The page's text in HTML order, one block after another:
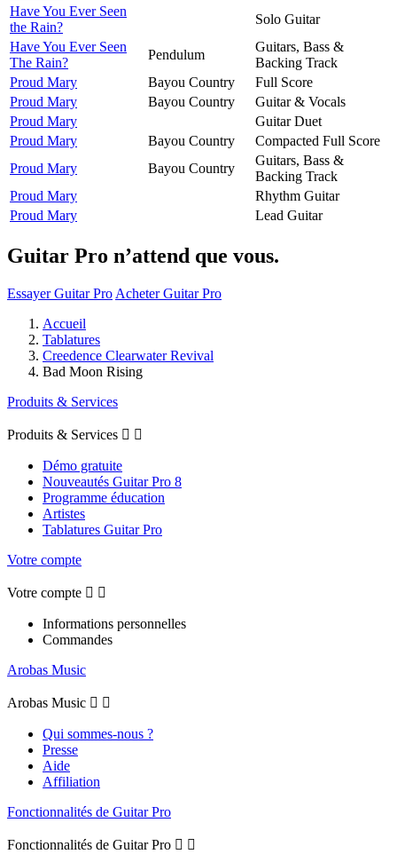
Have You Ever Seen
the Rain?
Solo Guitar
Have You Ever Seen
The Rain?
Pendulum
Guitars, Bass &
Backing Track
Proud Mary
Bayou Country
Full Score
Proud Mary
Bayou Country
Guitar & Vocals
Proud Mary
Guitar Duet
Proud Mary
Bayou Country
Compacted Full Score
Proud Mary
Bayou Country
Guitars, Bass &
Backing Track
Proud Mary
Rhythm Guitar
Proud Mary
Lead Guitar
Guitar Pro n’attend que vous.
Essayer Guitar Pro Acheter Guitar Pro
Accueil
Tablatures
Creedence Clearwater Revival
Bad Moon Rising
Produits & Services
Produits & Services  
Démo gratuite
Nouveautés Guitar Pro 8
Programme éducation
Artistes
Tablatures Guitar Pro
Votre compte
Votre compte  
Informations personnelles
Commandes
Arobas Music
Arobas Music  
Qui sommes-nous ?
Presse
Aide
Affiliation
Fonctionnalités de Guitar Pro
Fonctionnalités de Guitar Pro  